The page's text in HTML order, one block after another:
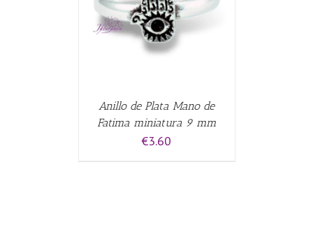
Anillo de Plata Mano de
Fatima miniatura 9 mm
€3.60